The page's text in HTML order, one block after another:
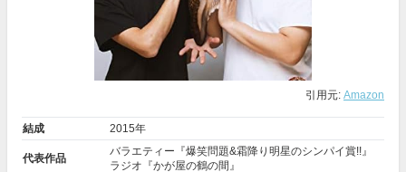
引用元: Amazon
結成 2015年
代表作品
バラエティー『爆笑問題&霜降り明星のシンパイ賞!!』
ラジオ『かが屋の鶴の間』